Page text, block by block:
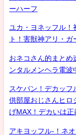
ーハーフ
ユカ・ヨネッフル！
ト！害獣神アリ・
おネコさん的まと
ンタルメンヘラ電
スケバン！デカッ
供部屋おじさんヒロ
げMAX！デカいは正
アキヨッフル-！ネ